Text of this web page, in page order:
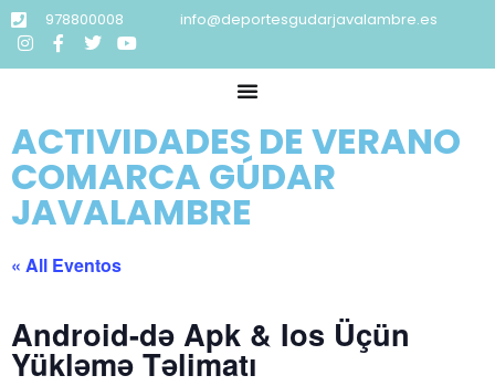
978800008 info@deportesgudarjavalambre.es
ACTIVIDADES DE VERANO
COMARCA GÚDAR
JAVALAMBRE
« All Eventos
Android-də Apk & Ios Üçün
Yükləmə Təlimatı